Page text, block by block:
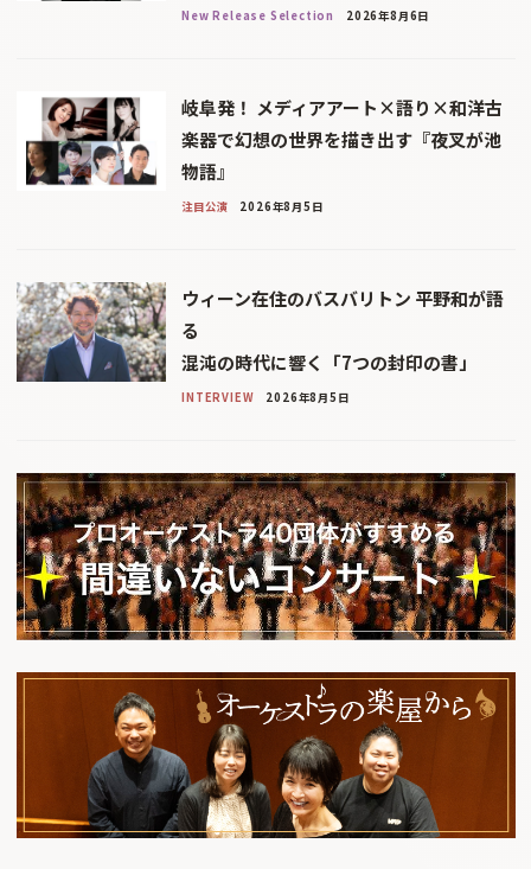
New Release Selection 2026年8月6日
岐阜発！ メディアアート×語り×和洋古
楽器で幻想の世界を描き出す『夜叉が池
物語』
注目公演 2026年8月5日
ウィーン在住のバスバリトン 平野和が語
る
混沌の時代に響く「7つの封印の書」
INTERVIEW 2026年8月5日